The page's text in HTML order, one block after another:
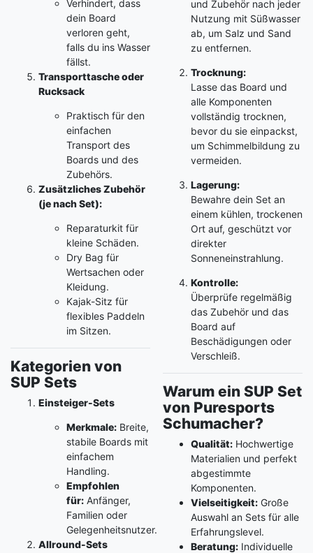
Verhindert, dass
dein Board
verloren geht,
falls du ins Wasser
fällst.
Transporttasche oder
Rucksack
Praktisch für den
einfachen
Transport des
Boards und des
Zubehörs.
Zusätzliches Zubehör
(je nach Set):
Reparaturkit für
kleine Schäden.
Dry Bag für
Wertsachen oder
Kleidung.
Kajak-Sitz für
flexibles Paddeln
im Sitzen.
Kategorien von
SUP Sets
Einsteiger-Sets
Merkmale: Breite,
stabile Boards mit
einfachem
Handling.
Empfohlen
für: Anfänger,
Familien oder
Gelegenheitsnutzer.
Allround-Sets
und Zubehör nach jeder
Nutzung mit Süßwasser
ab, um Salz und Sand
zu entfernen.
Trocknung:
Lasse das Board und
alle Komponenten
vollständig trocknen,
bevor du sie einpackst,
um Schimmelbildung zu
vermeiden.
Lagerung:
Bewahre dein Set an
einem kühlen, trockenen
Ort auf, geschützt vor
direkter
Sonneneinstrahlung.
Kontrolle:
Überprüfe regelmäßig
das Zubehör und das
Board auf
Beschädigungen oder
Verschleiß.
Warum ein SUP Set
von Puresports
Schumacher?
Qualität:Hochwertige
Materialien und perfekt
abgestimmte
Komponenten.
Vielseitigkeit:Große
Auswahl an Sets für alle
Erfahrungslevel.
Beratung:Individuelle